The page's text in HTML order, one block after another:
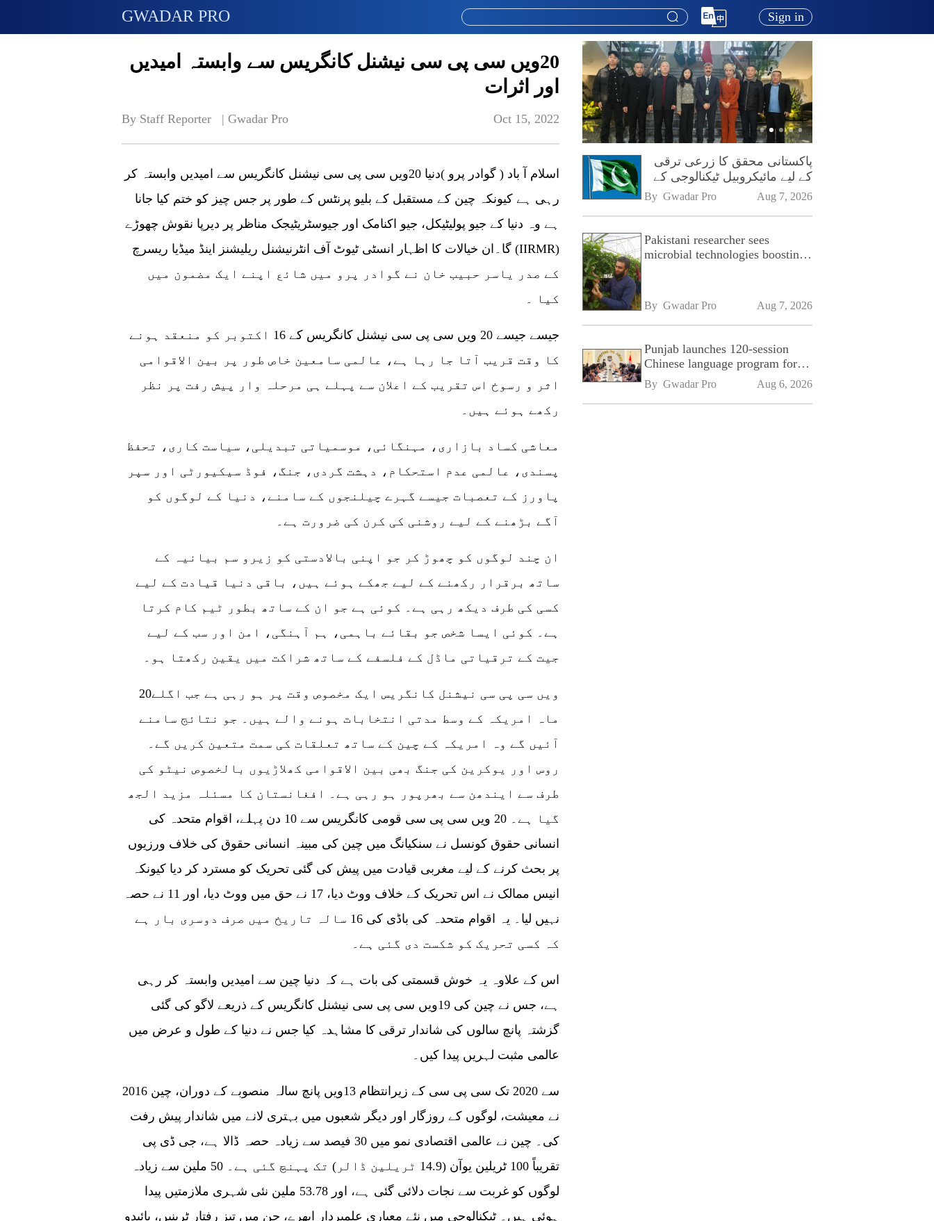
GWADAR PRO Sign in
20ویں سی پی سی نیشنل کانگریس سے وابستہ امیدیں
اور اثرات
By Staff Reporter   | Gwadar Pro Oct 15, 2022
اسلام آ باد ( گوادر پرو )دنیا 20ویں سی پی سی نیشنل کانگریس سے امیدیں وابستہ کر
رہی ہے کیونکہ چین کے مستقبل کے بلیو پرنٹس کے طور پر جس چیز کو ختم کیا جانا
ہے وہ دنیا کے جیو پولیٹیکل، جیو اکنامک اور جیوسٹریٹیجک مناظر پر دیرپا نقوش چھوڑے
گا۔ان خیالات کا اظہار انسٹی ٹیوٹ آف انٹرنیشنل ریلیشنز اینڈ میڈیا ریسرچ (IIRMR)
کے صدر یاسر حبیب خان نے گوادر پرو میں شائع اپنے ایک مضمون میں
کیا ۔
جیسے جیسے 20 ویں سی پی سی نیشنل کانگریس کے 16 اکتوبر کو منعقد ہونے
کا وقت قریب آتا جا رہا ہے، عالمی سامعین خاص طور پر بین الاقوامی
اثر و رسوخ اس تقریب کے اعلان سے پہلے ہی مرحلہ وار پیش رفت پر نظر
رکھے ہوئے ہیں۔
معاشی کساد بازاری، مہنگائی، موسمیاتی تبدیلی، سیاست کاری، تحفظ
پسندی، عالمی عدم استحکام، دہشت گردی، جنگ، فوڈ سیکیورٹی اور سپر
پاورز کے تعصبات جیسے گہرے چیلنجوں کے سامنے، دنیا کے لوگوں کو
آگے بڑھنے کے لیے روشنی کی کرن کی ضرورت ہے۔
ان چند لوگوں کو چھوڑ کر جو اپنی بالادستی کو زیرو سم بیانیہ کے
ساتھ برقرار رکھنے کے لیے جھکے ہوئے ہیں، باقی دنیا قیادت کے لیے
کسی کی طرف دیکھ رہی ہے۔ کوئی ہے جو ان کے ساتھ بطور ٹیم کام کرتا
ہے۔ کوئی ایسا شخص جو بقائے باہمی، ہم آہنگی، امن اور سب کے لیے
جیت کے ترقیاتی ماڈل کے فلسفے کے ساتھ شراکت میں یقین رکھتا ہو۔
20ویں سی پی سی نیشنل کانگریس ایک مخصوص وقت پر ہو رہی ہے جب اگلے
ماہ امریکہ کے وسط مدتی انتخابات ہونے والے ہیں۔ جو نتائج سامنے
آئیں گے وہ امریکہ کے چین کے ساتھ تعلقات کی سمت متعین کریں گے۔
روس اور یوکرین کی جنگ بھی بین الاقوامی کھلاڑیوں بالخصوص نیٹو کی
طرف سے ایندھن سے بھرپور ہو رہی ہے۔ افغانستان کا مسئلہ مزید الجھ
گیا ہے۔ 20 ویں سی پی سی قومی کانگریس سے 10 دن پہلے، اقوام متحدہ کی
انسانی حقوق کونسل نے سنکیانگ میں چین کی مبینہ انسانی حقوق کی خلاف ورزیوں
پر بحث کرنے کے لیے مغربی قیادت میں پیش کی گئی تحریک کو مسترد کر دیا کیونکہ
انیس ممالک نے اس تحریک کے خلاف ووٹ دیا، 17 نے حق میں ووٹ دیا، اور 11 نے حصہ
نہیں لیا۔ یہ اقوام متحدہ کی باڈی کی 16 سالہ تاریخ میں صرف دوسری بار ہے
کہ کسی تحریک کو شکست دی گئی ہے۔
اس کے علاوہ یہ خوش قسمتی کی بات ہے کہ دنیا چین سے امیدیں وابستہ کر رہی
ہے، جس نے چین کی 19ویں سی پی سی نیشنل کانگریس کے ذریعے لاگو کی گئی
گزشتہ پانچ سالوں کی شاندار ترقی کا مشاہدہ کیا جس نے دنیا کے طول و عرض میں
عالمی مثبت لہریں پیدا کیں۔
2016 سے 2020 تک سی پی سی کے زیرانتظام 13ویں پانچ سالہ منصوبے کے دوران، چین
نے معیشت، لوگوں کے روزگار اور دیگر شعبوں میں بہتری لانے میں شاندار پیش رفت
کی۔ چین نے عالمی اقتصادی نمو میں 30 فیصد سے زیادہ حصہ ڈالا ہے، جی ڈی پی
تقریباً 100 ٹریلین یوآن (14.9 ٹریلین ڈالر) تک پہنچ گئی ہے۔ 50 ملین سے زیادہ
لوگوں کو غربت سے نجات دلائی گئی ہے، اور 53.78 ملین نئی شہری ملازمتیں پیدا
ہوئی ہیں۔ ٹیکنالوجی میں نئے معیاری علمبردار ابھرے، جن میں تیز رفتار ٹرینیں، بائیدو
پاکستانی محقق کا زرعی ترقی
کے لیے مائیکروبیل ٹیکنالوجی کے
فروغ پر زور
By Gwadar Pro Aug 7, 2026
Pakistani researcher sees
microbial technologies boosting
By Gwadar Pro Aug 7, 2026
Punjab launches 120-session
Chinese language program for
SPU
By Gwadar Pro Aug 6, 2026